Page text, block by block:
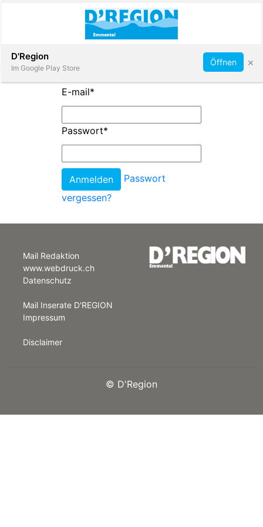
App
Abonnieren
E-mail*
Passwort*
Passwort
vergessen?
Mail Redaktion
www.webdruck.ch
Datenschutz
Mail Inserate D'REGION
Impressum
Disclaimer
© D'Region
D'Region
Im Google Play Store
Öffnen ×